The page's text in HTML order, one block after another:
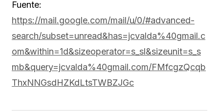
Fuente:
https://mail.google.com/mail/u/0/#advanced-
search/subset=unread&has=jcvalda%40gmail.c
om&within=1d&sizeoperator=s_sl&sizeunit=s_s
mb&query=jcvalda%40gmail.com/FMfcgzQcqb
ThxNNGsdHZKdLtsTWBZJGc